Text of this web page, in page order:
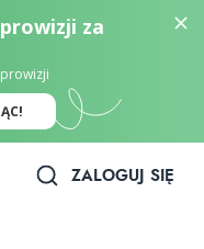
za
ZALOGUJ SIĘ